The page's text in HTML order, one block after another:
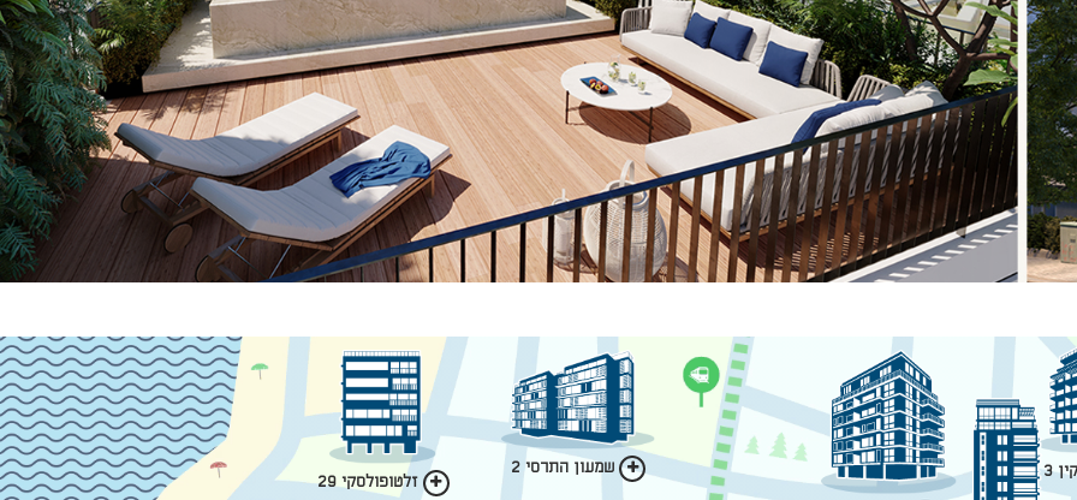
3
זלטופולסקי 29
שמעון התרסי 2